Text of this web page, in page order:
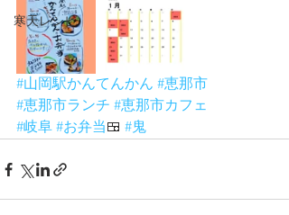
寒天レシピ
#山岡駅かんてんかん #恵那市
#恵那市ランチ #恵那市カフェ
#岐阜 #お弁当🍱 #鬼